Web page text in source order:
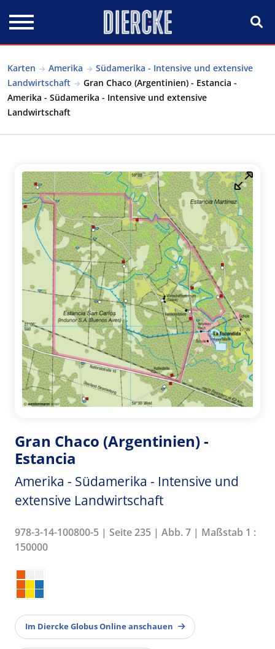
Karten Amerika
Südamerika - Intensive und extensive
Landwirtschaft
Gran Chaco (Argentinien) - Estancia -
Amerika - Südamerika - Intensive und extensive
Landwirtschaft
Gran Chaco (Argentinien) -
Estancia
Amerika - Südamerika - Intensive und
extensive Landwirtschaft
978-3-14-100800-5 | Seite 235 | Abb. 7 | Maßstab 1 :
150000
Im Diercke Globus Online anschauen